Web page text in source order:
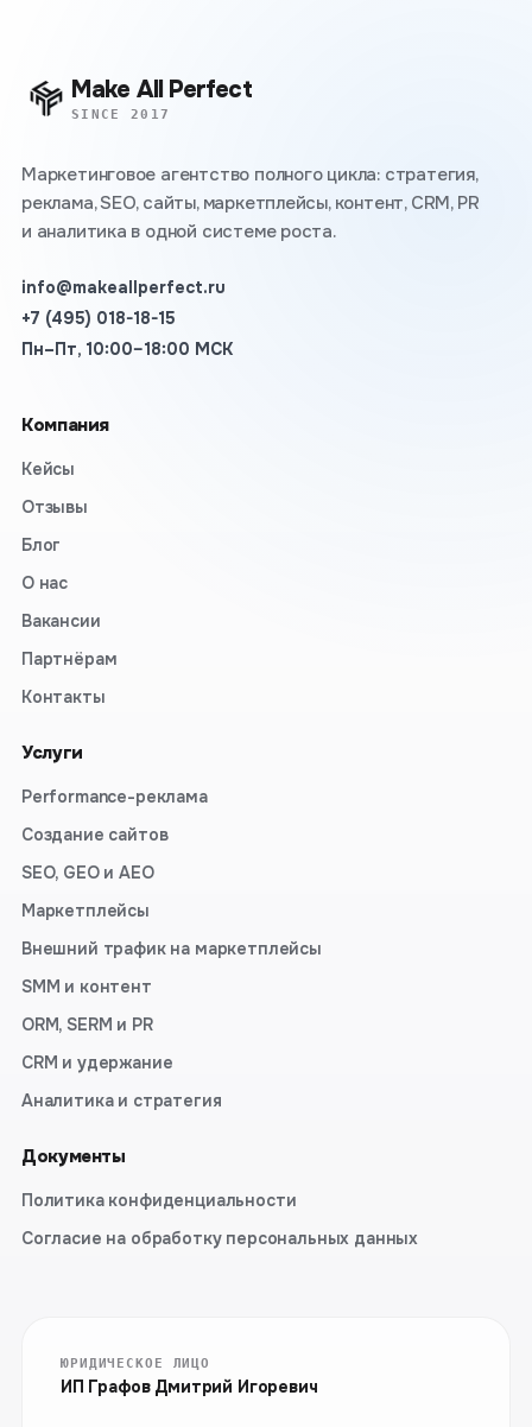
Make All Perfect
SINCE 2017
Маркетинговое агентство полного цикла: стратегия,
реклама, SEO, сайты, маркетплейсы, контент, CRM, PR
и аналитика в одной системе роста.
info@makeallperfect.ru
+7 (495) 018-18-15
Пн–Пт, 10:00–18:00 МСК
Компания
Кейсы
Отзывы
Блог
О нас
Вакансии
Партнёрам
Контакты
Услуги
Performance-реклама
Создание сайтов
SEO, GEO и AEO
Маркетплейсы
Внешний трафик на маркетплейсы
SMM и контент
ORM, SERM и PR
CRM и удержание
Аналитика и стратегия
Документы
Политика конфиденциальности
Согласие на обработку персональных данных
ЮРИДИЧЕСКОЕ ЛИЦО
ИП Графов Дмитрий Игоревич